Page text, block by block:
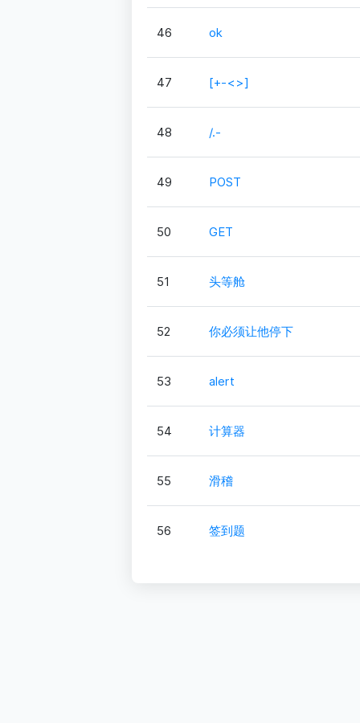
46 ok
47 [+-<>]
48 /.-
49 POST
50 GET
51 头等舱
52 你必须让他停下
53 alert
54 计算器
55 滑稽
56 签到题